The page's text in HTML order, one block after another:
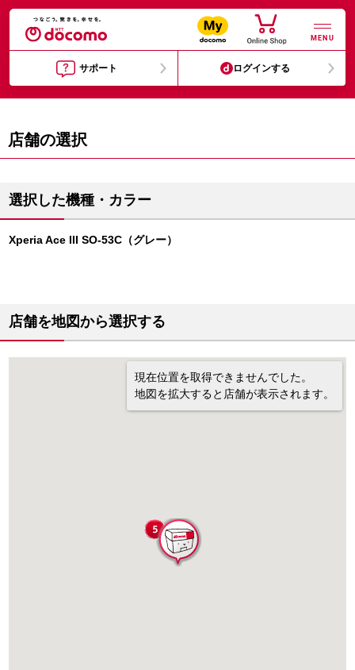
MENU
サポート ログインする
店舗の選択
選択した機種・カラー
Xperia Ace III SO-53C（グレー）
店舗を地図から選択する
現在位置を取得できませんでした。
地図を拡大すると店舗が表示されます。